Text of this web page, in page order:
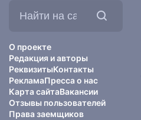
О проекте
Редакция и авторы
РеквизитыКонтакты
РекламаПресса о нас
Карта сайтаВакансии
Отзывы пользователей
Права заемщиков